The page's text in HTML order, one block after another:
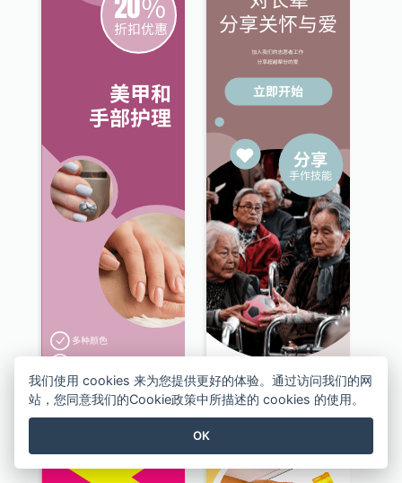
美甲及手部护理服务擎天柱广告 志愿者招募计划擎天柱广告
我们使用 cookies 来为您提供更好的体验。通过访问我们的网
站，您同意我们的Cookie政策中所描述的 cookies 的使用。
OK